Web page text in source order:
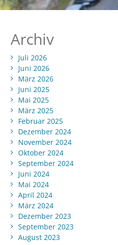
Archiv
Juli 2026
Juni 2026
März 2026
Juni 2025
Mai 2025
März 2025
Februar 2025
Dezember 2024
November 2024
Oktober 2024
September 2024
Juni 2024
Mai 2024
April 2024
März 2024
Dezember 2023
September 2023
August 2023